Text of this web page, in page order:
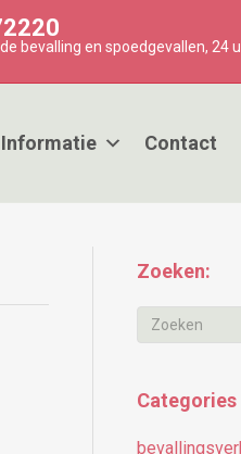
bevalling en spoedgevallen, 24
Informatie Contact
Zoeken:
Categories